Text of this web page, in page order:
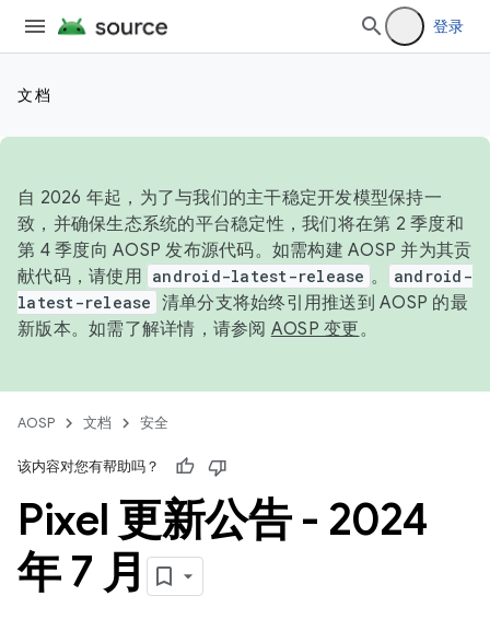
登录
文档
自 2026 年起，为了与我们的主干稳定开发模型保持一
致，并确保生态系统的平台稳定性，我们将在第 2 季度和
第 4 季度向 AOSP 发布源代码。如需构建 AOSP 并为其贡
献代码，请使用 android-latest-release 。
android-
latest-release 清单分支将始终引用推送到 AOSP 的最
新版本。如需了解详情，请参阅 AOSP 变更。
AOSP 文档 安全
该内容对您有帮助吗？
Pixel 更新公告 - 2024
年 7 月